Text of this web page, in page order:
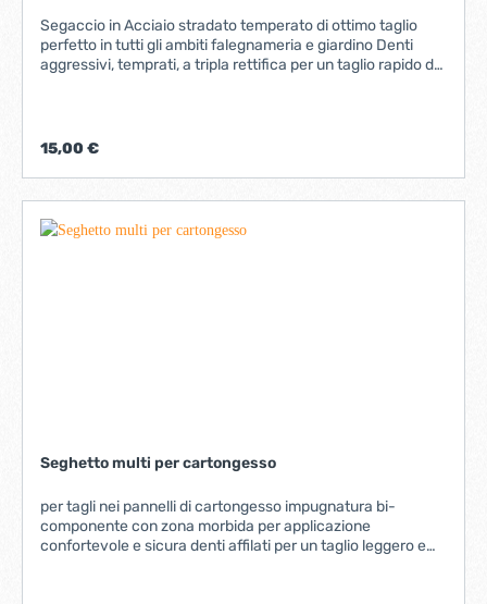
Segaccio in Acciaio stradato temperato di ottimo taglio
perfetto in tutti gli ambiti falegnameria e giardino Denti
aggressivi, temprati, a tripla rettifica per un taglio rapido da
15,00 €
Seghetto multi per cartongesso
per tagli nei pannelli di cartongesso impugnatura bi-
componente con zona morbida per applicazione
confortevole e sicura denti affilati per un taglio leggero e